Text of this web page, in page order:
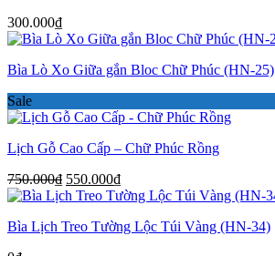
300.000₫
Bìa Lò Xo Giữa gắn Bloc Chữ Phúc (HN-25)
Sale
Lịch Gỗ Cao Cấp – Chữ Phúc Rồng
750.000₫ Giá
gốc
750.000₫.
550.000₫Giá
hiện
là:
Bìa Lịch Treo Tường Lộc Túi Vàng (HN-34)